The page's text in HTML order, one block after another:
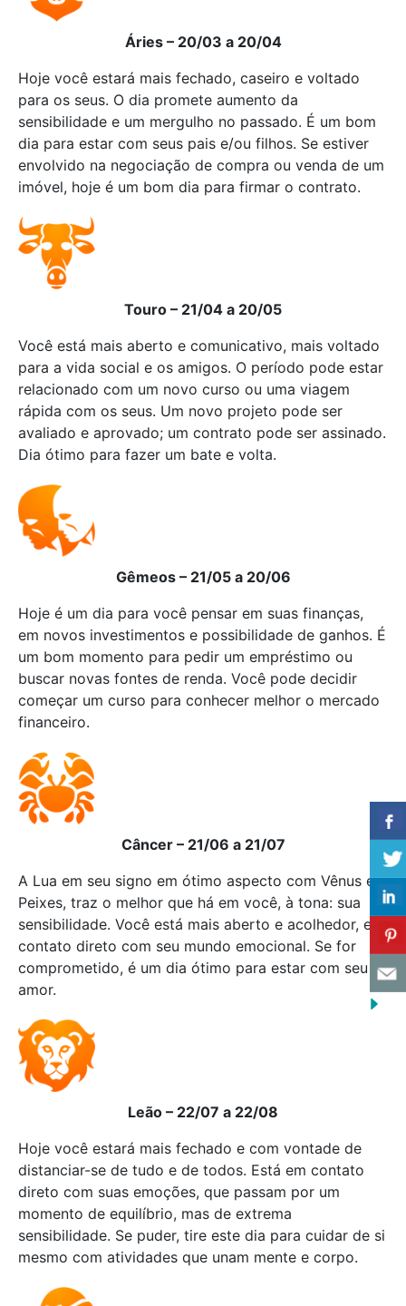
Áries – 20/03 a 20/04
Hoje você estará mais fechado, caseiro e voltado
para os seus. O dia promete aumento da
sensibilidade e um mergulho no passado. É um bom
dia para estar com seus pais e/ou filhos. Se estiver
envolvido na negociação de compra ou venda de um
imóvel, hoje é um bom dia para firmar o contrato.
Touro – 21/04 a 20/05
Você está mais aberto e comunicativo, mais voltado
para a vida social e os amigos. O período pode estar
relacionado com um novo curso ou uma viagem
rápida com os seus. Um novo projeto pode ser
avaliado e aprovado; um contrato pode ser assinado.
Dia ótimo para fazer um bate e volta.
Gêmeos – 21/05 a 20/06
Hoje é um dia para você pensar em suas finanças,
em novos investimentos e possibilidade de ganhos. É
um bom momento para pedir um empréstimo ou
buscar novas fontes de renda. Você pode decidir
começar um curso para conhecer melhor o mercado
financeiro.
Câncer – 21/06 a 21/07
A Lua em seu signo em ótimo aspecto com Vênus em
Peixes, traz o melhor que há em você, à tona: sua
sensibilidade. Você está mais aberto e acolhedor, em
contato direto com seu mundo emocional. Se for
comprometido, é um dia ótimo para estar com seu
amor.
Leão – 22/07 a 22/08
Hoje você estará mais fechado e com vontade de
distanciar-se de tudo e de todos. Está em contato
direto com suas emoções, que passam por um
momento de equilíbrio, mas de extrema
sensibilidade. Se puder, tire este dia para cuidar de si
mesmo com atividades que unam mente e corpo.